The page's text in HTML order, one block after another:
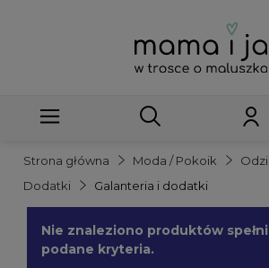
Strona główna Moda / Pokoik
Dodatki
Galanteria i dodatki
Nie znaleziono produktów
podane kryteria.